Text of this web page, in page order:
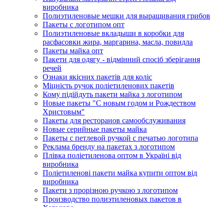
виробника
Полиэтиленовые мешки для выращивания грибов
Пакеты с логотипом опт
Полиэтиленовые вкладыши в коробки для
расфасовки жира, маргарина, масла, повидла
Пакеты майка опт
Пакети для одягу - відмінний спосіб зберігання
речей
Ознаки якісних пакетів для коліс
Міцність ручок поліетиленових пакетів
Кому підійдуть пакети майка з логотипом
Новые пакеты "С новым годом и Рождеством
Христовым"
Пакеты для ресторанов самообслуживания
Новые серийные пакеты майка
Пакеты с петлевой ручкой с печатью логотипа
Реклама бренду на пакетах з логотипом
Плівка поліетиленова оптом в Україні від
виробника
Поліетиленові пакети майка купити оптом від
виробника
Пакети з прорізною ручкою з логотипом
Производство полиэтиленовых пакетов в